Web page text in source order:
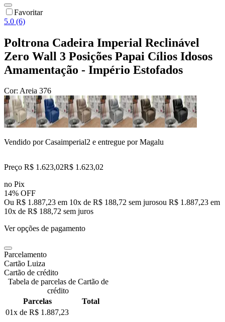
Favoritar
5.0 (6)
Poltrona Cadeira Imperial Reclinável
Zero Wall 3 Posições Papai Cílios Idosos
Amamentação - Império Estofados
Cor: Areia 376
Vendido porCasaimperial2 e entregue por Magalu
Preço R$ 1.623,02R$ 1.623,02
no Pix
14% OFF
Ou R$ 1.887,23 em 10x de R$ 188,72 sem jurosou R$ 1.887,23 em
10x de R$ 188,72 sem juros
Ver opções de pagamento
Parcelamento
Cartão Luiza
Cartão de crédito
Tabela de parcelas de Cartão de
crédito
Parcelas
Total
01x de R$ 1.887,23